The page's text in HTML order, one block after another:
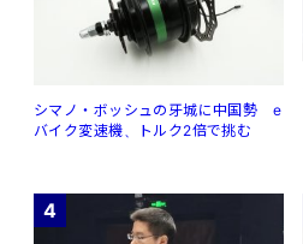
シマノ・ボッシュの牙城に中国勢 e
バイク変速機、トルク2倍で挑む
4